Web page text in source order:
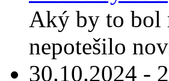
Aký by to bol
nepotešilo
30.10.2024 -